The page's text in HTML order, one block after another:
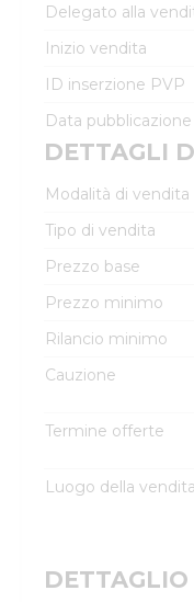
Delegato alla
Inizio vendita
ID inserzione PVP
Data pubblicazione
DETTAGLI
Modalità di vendita
Tipo di vendita
Prezzo base
Prezzo minimo
Rilancio minimo
Cauzione
Termine offerte
Luogo della vendita